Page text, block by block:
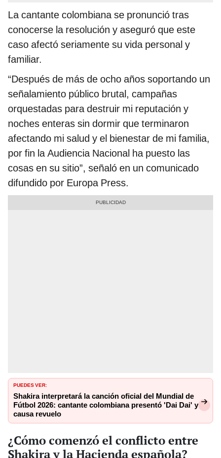
La cantante colombiana se pronunció tras
conocerse la resolución y aseguró que este
caso afectó seriamente su vida personal y
familiar.
“Después de más de ocho años soportando un
señalamiento público brutal, campañas
orquestadas para destruir mi reputación y
noches enteras sin dormir que terminaron
afectando mi salud y el bienestar de mi familia,
por fin la Audiencia Nacional ha puesto las
cosas en su sitio”, señaló en un comunicado
difundido por Europa Press.
PUEDES VER:
Shakira interpretará la canción oficial del Mundial de
Fútbol 2026: cantante colombiana presentó 'Dai Dai' y
causa revuelo
¿Cómo comenzó el conflicto entre
Shakira y la Hacienda española?